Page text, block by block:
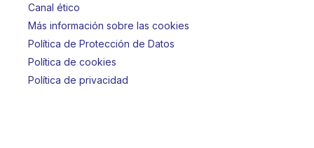
Canal ético
Más información sobre las cookies
Política de Protección de Datos
Política de cookies
Política de privacidad